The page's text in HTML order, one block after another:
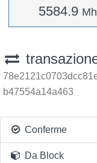
5584.9
b47554a14a463
Conferme
Da Block